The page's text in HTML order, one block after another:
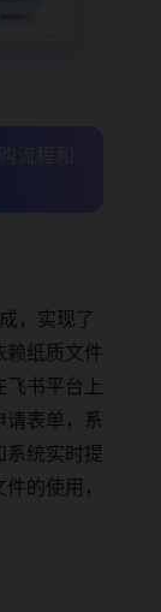
流程和
，实现了
赖纸质文件
书平台上
请表单，系
系统实时提
的使用，